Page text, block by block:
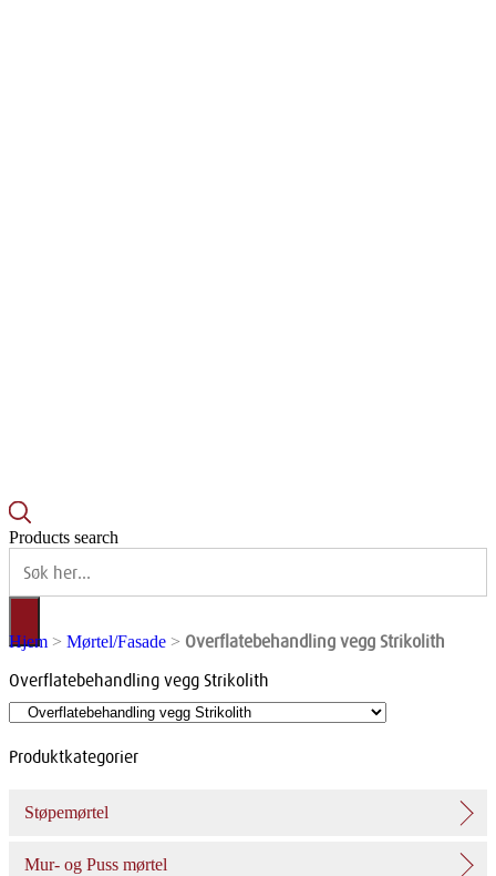
Products search
Hjem > Mørtel/Fasade > Overflatebehandling vegg Strikolith
Overflatebehandling vegg Strikolith
Produktkategorier
Støpemørtel
Mur- og Puss mørtel